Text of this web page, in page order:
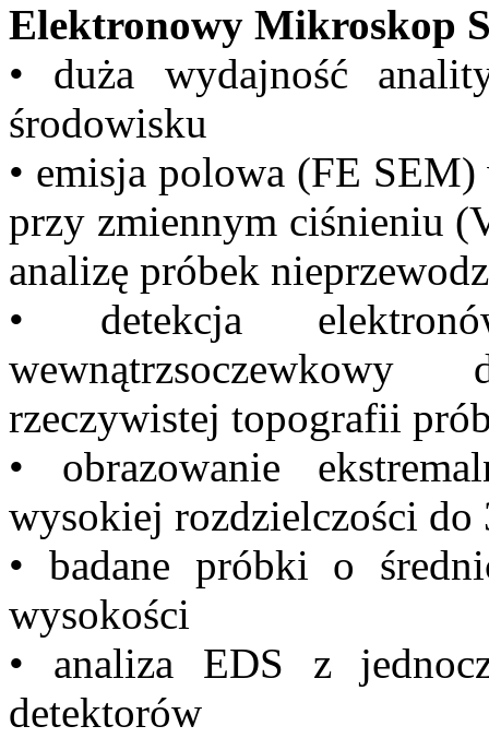
Elektronowy Mikroskop
• duża wydajność
środowisku
• emisja polowa (FE
przy zmiennym ciśnieniu
analizę próbek
• detekcja
rzeczywistej topografii
• obrazowanie
wysokiej rozdzielczości
• badane próbki o
wysokości
• analiza EDS z
detektorów